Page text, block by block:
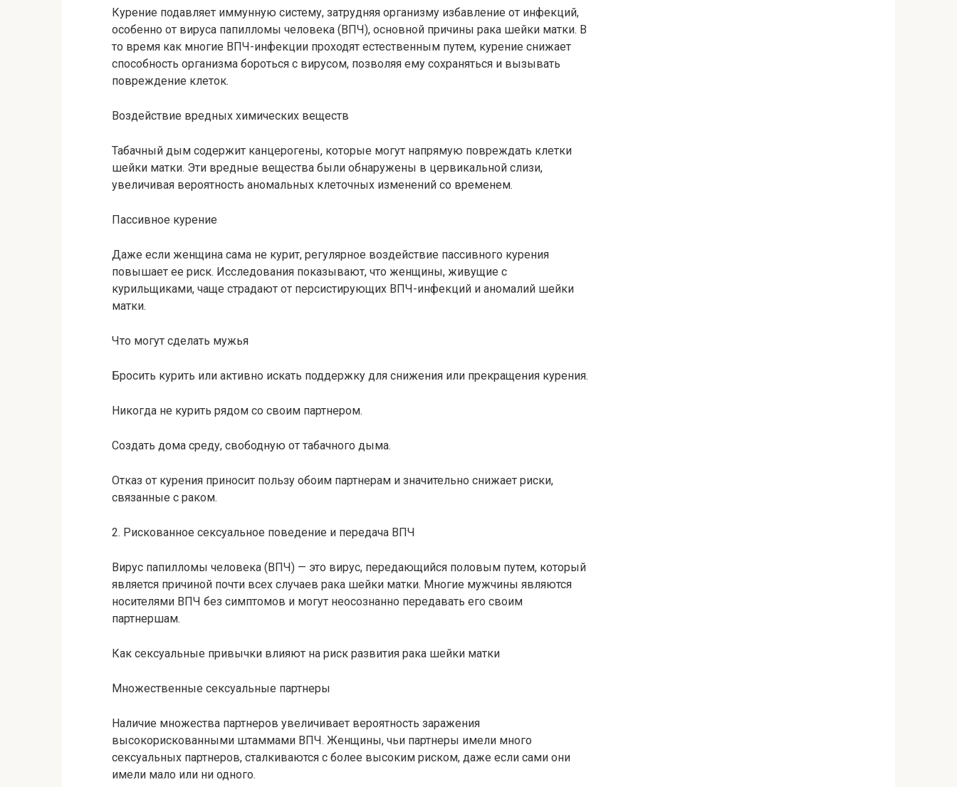
Курение подавляет иммунную систему, затрудняя организму избавление от инфекций,
особенно от вируса папилломы человека (ВПЧ), основной причины рака шейки матки. В
то время как многие ВПЧ-инфекции проходят естественным путем, курение снижает
способность организма бороться с вирусом, позволяя ему сохраняться и вызывать
повреждение клеток.
Воздействие вредных химических веществ
Табачный дым содержит канцерогены, которые могут напрямую повреждать клетки
шейки матки. Эти вредные вещества были обнаружены в цервикальной слизи,
увеличивая вероятность аномальных клеточных изменений со временем.
Пассивное курение
Даже если женщина сама не курит, регулярное воздействие пассивного курения
повышает ее риск. Исследования показывают, что женщины, живущие с
курильщиками, чаще страдают от персистирующих ВПЧ-инфекций и аномалий шейки
матки.
Что могут сделать мужья
Бросить курить или активно искать поддержку для снижения или прекращения курения.
Никогда не курить рядом со своим партнером.
Создать дома среду, свободную от табачного дыма.
Отказ от курения приносит пользу обоим партнерам и значительно снижает риски,
связанные с раком.
2. Рискованное сексуальное поведение и передача ВПЧ
Вирус папилломы человека (ВПЧ) — это вирус, передающийся половым путем, который
является причиной почти всех случаев рака шейки матки. Многие мужчины являются
носителями ВПЧ без симптомов и могут неосознанно передавать его своим
партнершам.
Как сексуальные привычки влияют на риск развития рака шейки матки
Множественные сексуальные партнеры
Наличие множества партнеров увеличивает вероятность заражения
высокорискованными штаммами ВПЧ. Женщины, чьи партнеры имели много
сексуальных партнеров, сталкиваются с более высоким риском, даже если сами они
имели мало или ни одного.